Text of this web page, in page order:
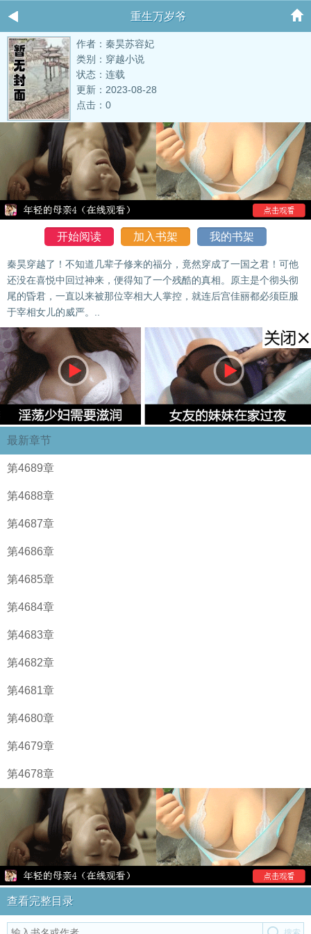
重生万岁爷
作者：秦昊苏容妃
类别：穿越小说
状态：连载
更新：2023-08-28
点击：0
开始阅读 加入书架 我的书架
秦昊穿越了！不知道几辈子修来的福分，竟然穿成了一国之君！可他
还没在喜悦中回过神来，便得知了一个残酷的真相。原主是个彻头彻
尾的昏君，一直以来被那位宰相大人掌控，就连后宫佳丽都必须臣服
于宰相女儿的威严。..
最新章节
第4689章
第4688章
第4687章
第4686章
第4685章
第4684章
第4683章
第4682章
第4681章
第4680章
第4679章
第4678章
查看完整目录